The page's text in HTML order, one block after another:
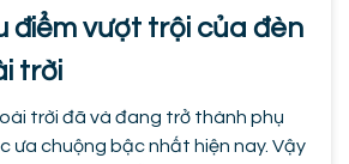
điểm vượt trội của đèn
trời
trời đã và đang trở thành phụ
ưa chuộng bậc nhất hiện nay. Vậy